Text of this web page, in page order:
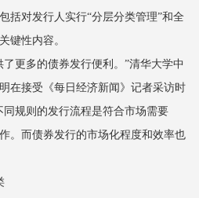
括对发行人实行“分层分类管理”和全
键性内容。
更多的债券发行便利。”清华大学中
在接受《每日经济新闻》记者采访时
规则的发行流程是符合市场需要
。而债券发行的市场化程度和效率也